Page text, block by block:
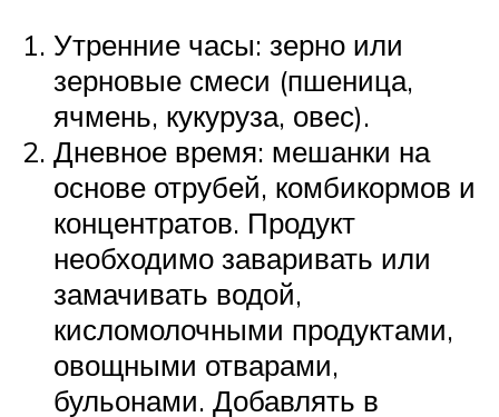
Утренние часы: зерно или
зерновые смеси (пшеница,
ячмень, кукуруза, овес).
Дневное время: мешанки на
основе отрубей, комбикормов и
концентратов. Продукт
необходимо заваривать или
замачивать водой,
кисломолочными продуктами,
овощными отварами,
бульонами. Добавлять в